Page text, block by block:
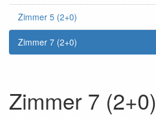
Zimmer 5 (2+0)
Zimmer 7 (2+0)
Zimmer 7 (2+0)